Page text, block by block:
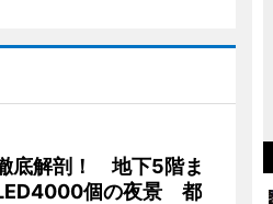
底解剖！ 地下5階ま
個の夜景 都